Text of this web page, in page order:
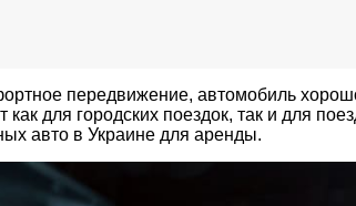
передвижение, автомобиль
для городских поездок, так и для
авто в Украине для аренды.